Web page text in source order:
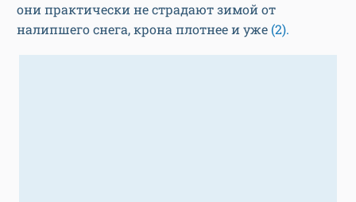
они практически не страдают зимой от
налипшего снега, крона плотнее и уже (2).